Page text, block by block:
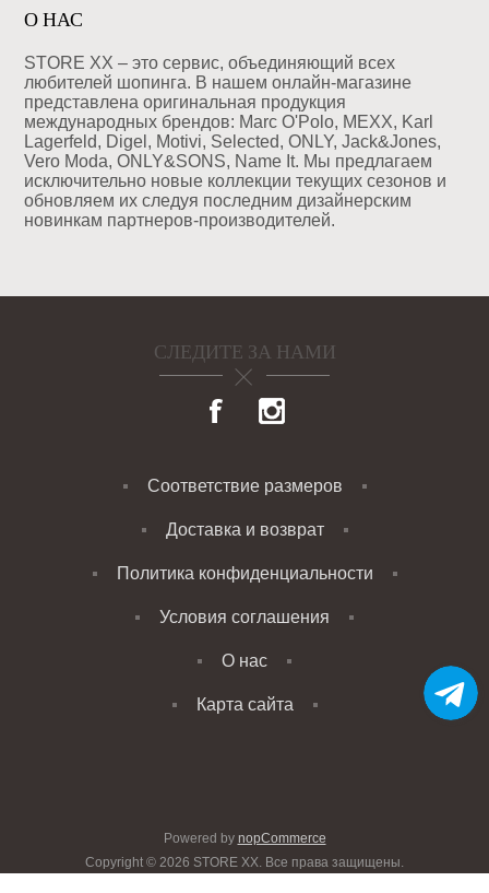
О НАС
STORE XX – это сервис, объединяющий всех
любителей шопинга. В нашем онлайн-магазине
представлена оригинальная продукция
международных брендов: Marc O'Polo, MEXX, Karl
Lagerfeld, Digel, Motivi, Selected, ONLY, Jack&Jones,
Vero Moda, ONLY&SONS, Name It. Мы предлагаем
исключительно новые коллекции текущих сезонов и
обновляем их следуя последним дизайнерским
новинкам партнеров-производителей.
СЛЕДИТЕ ЗА НАМИ
Соответствие размеров
Доставка и возврат
Политика конфиденциальности
Условия соглашения
О нас
Карта сайта
Powered by nopCommerce
Copyright © 2026 STORE XX. Все права защищены.